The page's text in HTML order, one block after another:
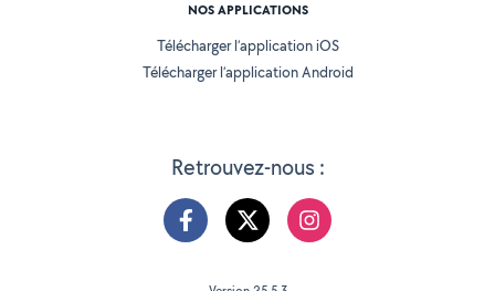
Retrouvez-nous :
NOS APPLICATIONS
Télécharger l’application iOS
Télécharger l’application Android